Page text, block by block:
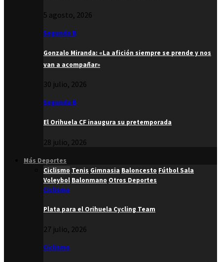
5 agosto, 2026
Segunda B
Gonzalo Miranda: «La afición siempre se prende y nos
van a acompañar»
30 julio, 2026
Segunda B
El Orihuela CF inaugura su pretemporada
28 julio, 2026
Más Deportes
Ciclismo Tenis Gimnasia Baloncesto Fútbol Sala
Voleybol Balonmano Otros Deportes
Ciclismo
Plata para el Orihuela Cycling Team
27 julio, 2026
Ciclismo